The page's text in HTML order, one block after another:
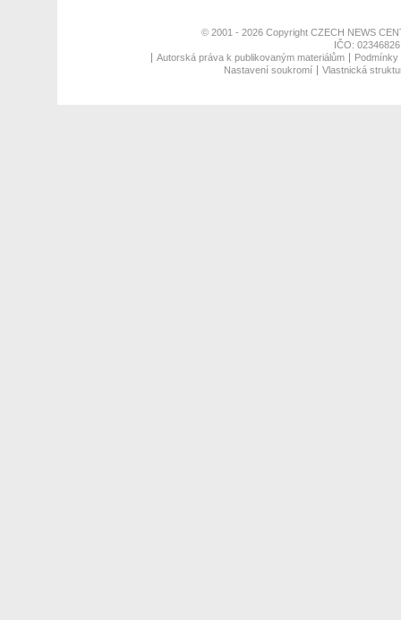
© 2001 - 2026 Copyright CZECH NEWS
IČO:
Autorská práva k publikovaným materiálům
Nastavení soukromí
Vlastnická